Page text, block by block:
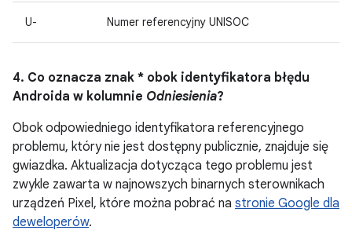
U- Numer referencyjny UNISOC
4. Co oznacza znak * obok identyfikatora błędu
Androida w kolumnie Odniesienia?
Obok odpowiedniego identyfikatora referencyjnego
problemu, który nie jest dostępny publicznie, znajduje się
gwiazdka. Aktualizacja dotycząca tego problemu jest
zwykle zawarta w najnowszych binarnych sterownikach
urządzeń Pixel, które można pobrać na stronie Google dla
deweloperów.